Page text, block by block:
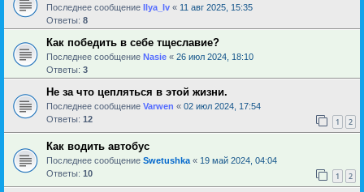
Последнее сообщение Ilya_Iv « 11 авг 2025, 15:35
Ответы: 8
Как победить в себе тщеславие?
Последнее сообщение Nasie « 26 июл 2024, 18:10
Ответы: 3
Не за что цепляться в этой жизни.
Последнее сообщение Varwen « 02 июл 2024, 17:54
Ответы: 12 1 2
Как водить автобус
Последнее сообщение Swetushka « 19 май 2024, 04:04
Ответы: 10 1 2